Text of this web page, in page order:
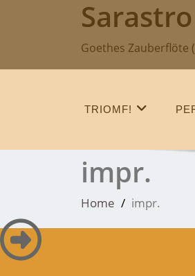
Sarastro
Goethes Zauberflöte
TRIOMF!
impr.
Home impr.